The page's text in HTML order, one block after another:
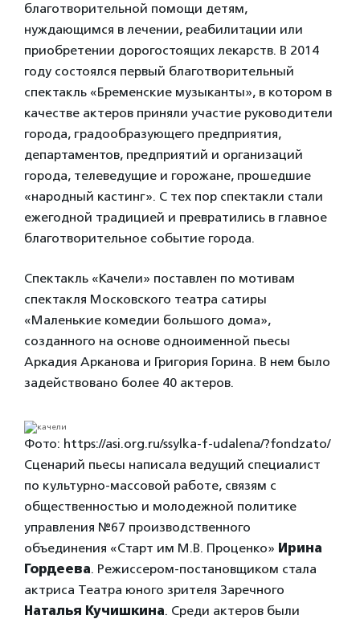
благотворительной помощи детям,
нуждающимся в лечении, реабилитации или
приобретении дорогостоящих лекарств. В 2014
году состоялся первый благотворительный
спектакль «Бременские музыканты», в котором в
качестве актеров приняли участие руководители
города, градообразующего предприятия,
департаментов, предприятий и организаций
города, телеведущие и горожане, прошедшие
«народный кастинг». С тех пор спектакли стали
ежегодной традицией и превратились в главное
благотворительное событие города.
Спектакль «Качели» поставлен по мотивам
спектакля Московского театра сатиры
«Маленькие комедии большого дома»,
созданного на основе одноименной пьесы
Аркадия Арканова и Григория Горина. В нем было
задействовано более 40 актеров.
Фото: https://asi.org.ru/ssylka-f-udalena/?fondzato/
Сценарий пьесы написала ведущий специалист
по культурно-массовой работе, связям с
общественностью и молодежной политике
управления №67 производственного
объединения «Старт им М.В. Проценко» Ирина
Гордеева. Режиссером-постановщиком стала
актриса Театра юного зрителя Заречного
Наталья Кучишкина. Среди актеров были